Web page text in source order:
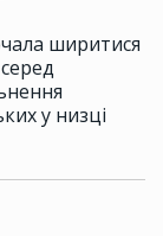
ширитися
у низці